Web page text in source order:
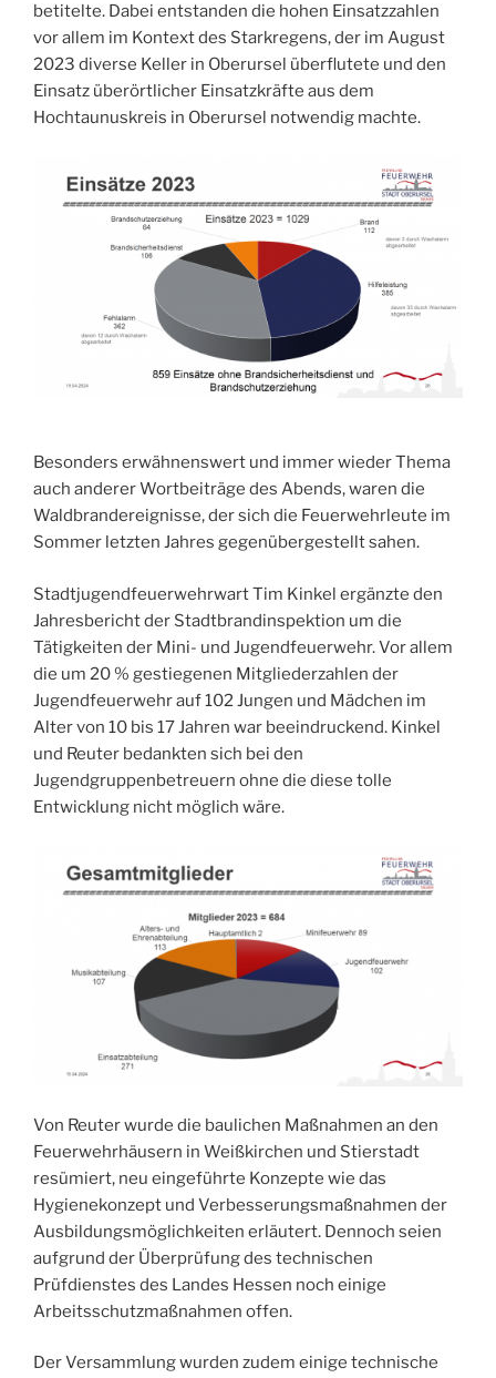
betitelte. Dabei entstanden die hohen Einsatzzahlen
vor allem im Kontext des Starkregens, der im August
2023 diverse Keller in Oberursel überflutete und den
Einsatz überörtlicher Einsatzkräfte aus dem
Hochtaunuskreis in Oberursel notwendig machte.
Besonders erwähnenswert und immer wieder Thema
auch anderer Wortbeiträge des Abends, waren die
Waldbrandereignisse, der sich die Feuerwehrleute im
Sommer letzten Jahres gegenübergestellt sahen.
Stadtjugendfeuerwehrwart Tim Kinkel ergänzte den
Jahresbericht der Stadtbrandinspektion um die
Tätigkeiten der Mini- und Jugendfeuerwehr. Vor allem
die um 20 % gestiegenen Mitgliederzahlen der
Jugendfeuerwehr auf 102 Jungen und Mädchen im
Alter von 10 bis 17 Jahren war beeindruckend. Kinkel
und Reuter bedankten sich bei den
Jugendgruppenbetreuern ohne die diese tolle
Entwicklung nicht möglich wäre.
Von Reuter wurde die baulichen Maßnahmen an den
Feuerwehrhäusern in Weißkirchen und Stierstadt
resümiert, neu eingeführte Konzepte wie das
Hygienekonzept und Verbesserungsmaßnahmen der
Ausbildungsmöglichkeiten erläutert. Dennoch seien
aufgrund der Überprüfung des technischen
Prüfdienstes des Landes Hessen noch einige
Arbeitsschutzmaßnahmen offen.
Der Versammlung wurden zudem einige technische